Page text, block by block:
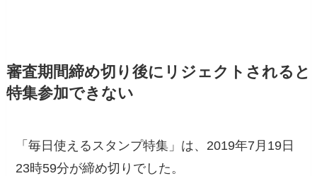
審査期間締め切り後にリジェクトされると
特集参加できない
「毎日使えるスタンプ特集」は、2019年7月19日
23時59分が締め切りでした。